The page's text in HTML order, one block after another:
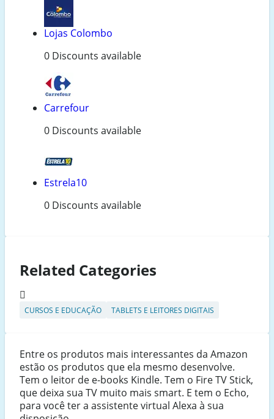
Lojas Colombo
0 Discounts available
Carrefour
0 Discounts available
Estrela10
0 Discounts available
Related Categories
CURSOS E EDUCAÇÃO TABLETS E LEITORES DIGITAIS
Entre os produtos mais interessantes da Amazon
estão os produtos que ela mesmo desenvolve.
Tem o leitor de e-books Kindle. Tem o Fire TV Stick,
que deixa sua TV muito mais smart. E tem o Echo,
para você ter a assistente virtual Alexa à sua